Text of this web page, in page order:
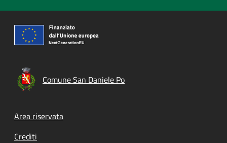
Comune San Daniele Po
Footer menu
Area riservata
Crediti